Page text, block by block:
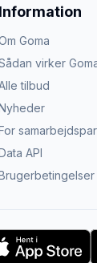
Information
Goma
virker
tilbud
API